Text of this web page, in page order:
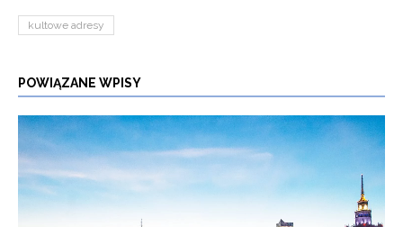
kultowe adresy
POWIĄZANE WPISY